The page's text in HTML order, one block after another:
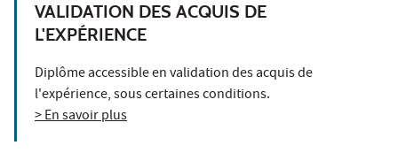
VALIDATION DES ACQUIS DE
L'EXPÉRIENCE
Diplôme accessible en validation des acquis de
l'expérience, sous certaines conditions.
> En savoir plus